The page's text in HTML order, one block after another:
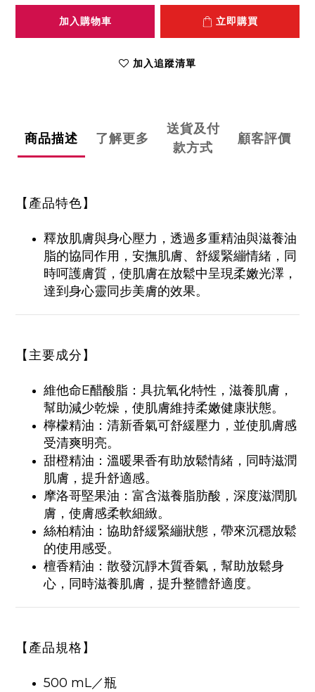
加入購物車 立即購買
加入追蹤清單
商品描述 了解更多
送貨及付
款方式
顧客評價
【產品特色】
釋放肌膚與身心壓力，透過多重精油與滋養油
脂的協同作用，安撫肌膚、舒緩緊繃情緒，同
時呵護膚質，使肌膚在放鬆中呈現柔嫩光澤，
達到身心靈同步美膚的效果。
【主要成分】
維他命E醋酸脂：具抗氧化特性，滋養肌膚，
幫助減少乾燥，使肌膚維持柔嫩健康狀態。
檸檬精油：清新香氣可舒緩壓力，並使肌膚感
受清爽明亮。
甜橙精油：溫暖果香有助放鬆情緒，同時滋潤
肌膚，提升舒適感。
摩洛哥堅果油：富含滋養脂肪酸，深度滋潤肌
膚，使膚感柔軟細緻。
絲柏精油：協助舒緩緊繃狀態，帶來沉穩放鬆
的使用感受。
檀香精油：散發沉靜木質香氣，幫助放鬆身
心，同時滋養肌膚，提升整體舒適度。
【產品規格】
500 mL／瓶